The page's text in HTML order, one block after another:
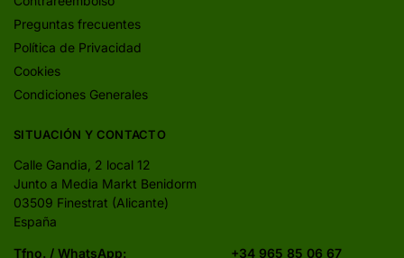
Preguntas frecuentes
Política de Privacidad
Cookies
Condiciones Generales
SITUACIÓN Y CONTACTO
Calle Gandia, 2 local 12
Junto a Media Markt Benidorm
03509 Finestrat (Alicante)
España
Tfno. / WhatsApp: +34 965 85 06 67